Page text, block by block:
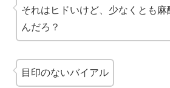
それはヒドいけど、少なくとも麻
んだろ？
目印のないバイアル